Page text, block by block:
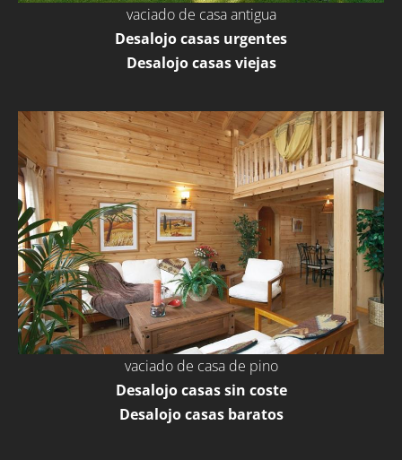
vaciado de casa antigua
Desalojo casas urgentes
Desalojo casas viejas
vaciado de casa de pino
Desalojo casas sin coste
Desalojo casas baratos